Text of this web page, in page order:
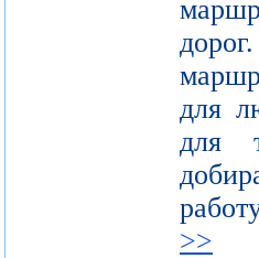
для
для
>>